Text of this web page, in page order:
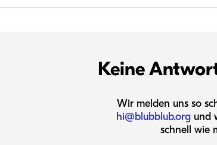
Keine
Wir melden uns so
hi@blubblub.org und
schnell wie